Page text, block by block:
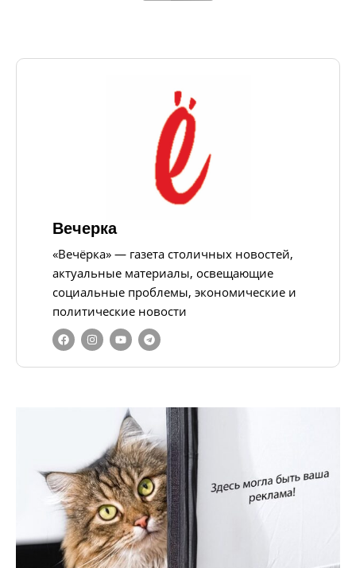
Вечерка
«Вечёрка» — газета столичных новостей,
актуальные материалы, освещающие
социальные проблемы, экономические и
политические новости